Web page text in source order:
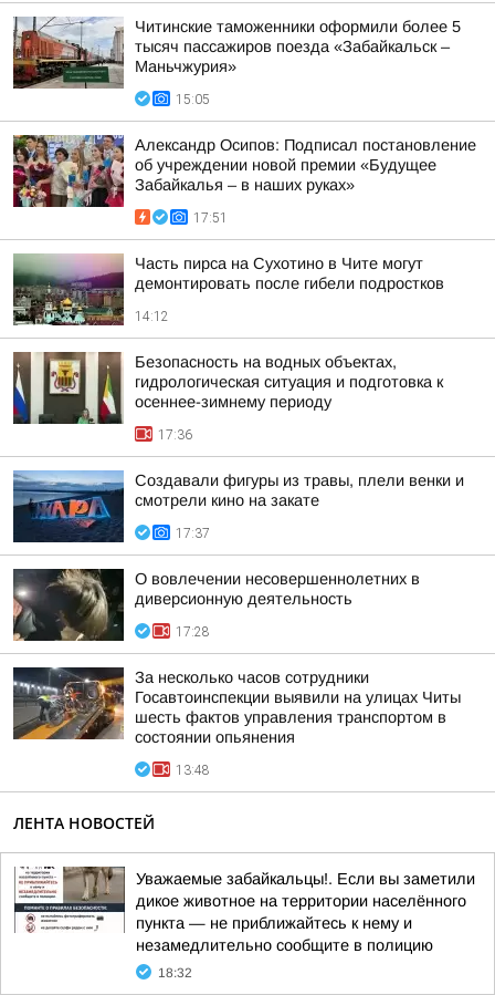
Читинские таможенники оформили более 5
тысяч пассажиров поезда «Забайкальск –
Маньчжурия»
15:05
Александр Осипов: Подписал постановление
об учреждении новой премии «Будущее
Забайкалья – в наших руках»
17:51
Часть пирса на Сухотино в Чите могут
демонтировать после гибели подростков
14:12
Безопасность на водных объектах,
гидрологическая ситуация и подготовка к
осеннее-зимнему периоду
17:36
Создавали фигуры из травы, плели венки и
смотрели кино на закате
17:37
О вовлечении несовершеннолетних в
диверсионную деятельность
17:28
За несколько часов сотрудники
Госавтоинспекции выявили на улицах Читы
шесть фактов управления транспортом в
состоянии опьянения
13:48
ЛЕНТА НОВОСТЕЙ
Уважаемые забайкальцы!. Если вы заметили
дикое животное на территории населённого
пункта — не приближайтесь к нему и
незамедлительно сообщите в полицию
18:32